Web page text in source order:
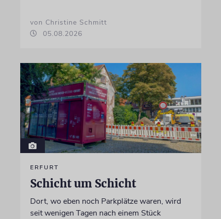
von Christine Schmitt
05.08.2026
ERFURT
Schicht um Schicht
Dort, wo eben noch Parkplätze waren, wird
seit wenigen Tagen nach einem Stück